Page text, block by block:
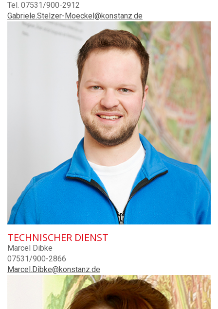
Tel. 07531/900-2912
Gabriele.Stelzer-Moeckel@konstanz.de
TECHNISCHER DIENST
Marcel Dibke
07531/900-2866
Marcel.Dibke@konstanz.de